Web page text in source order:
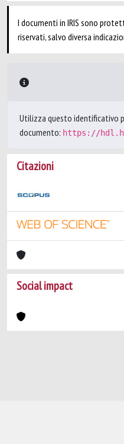
I documenti in IRIS sono
riservati, salvo diversa
Utilizza questo identificativo
documento: https://
Citazioni
Social impact